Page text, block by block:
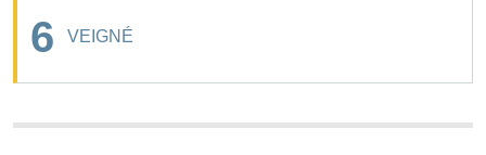
6 VEIGNÉ